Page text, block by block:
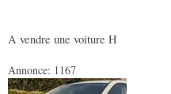
A vendre une voiture H
Annonce: 1167